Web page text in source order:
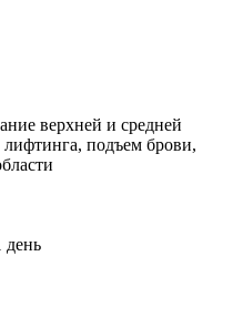
верхней и средней
лифтинга, подъем брови,
день